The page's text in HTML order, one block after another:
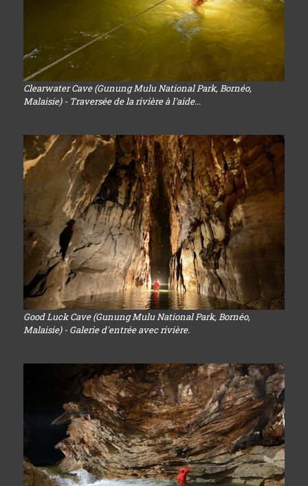
Clearwater Cave (Gunung Mulu National Park, Bornéo,
Malaisie) - Traversée de la rivière à l'aide...
Good Luck Cave (Gunung Mulu National Park, Bornéo,
Malaisie) - Galerie d'entrée avec rivière.